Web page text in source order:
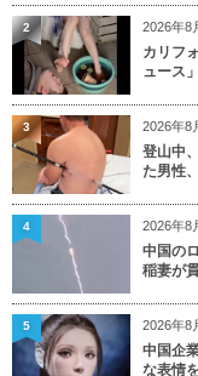
2026年8
カリフ
ュース
2
2026年8
登山中
た男性
3
2026年8
中国の
稲妻が
4
2026年8
中国企
な表情
5